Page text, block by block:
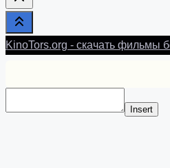
KinoTors.org - скачать фильмы
Insert